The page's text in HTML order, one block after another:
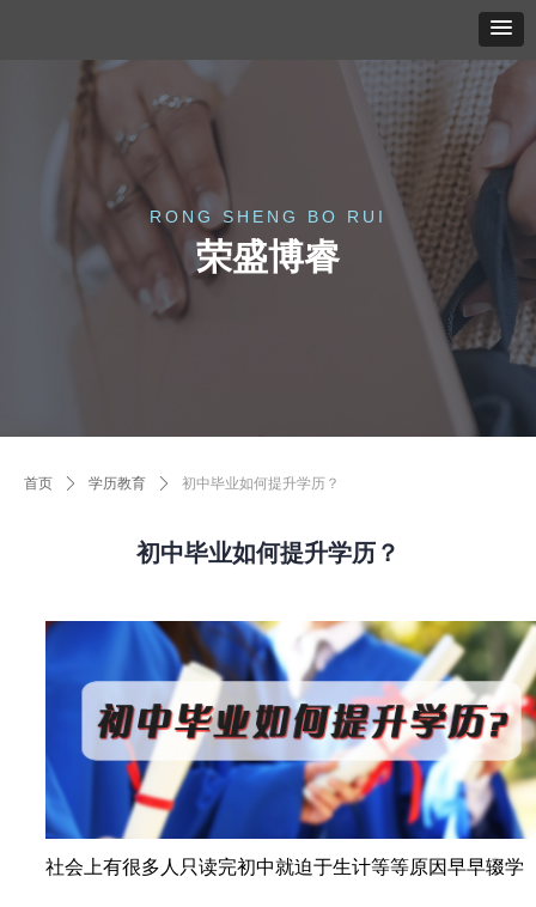
荣盛博睿
RONG SHENG BO RUI
初中毕业如何提升学历？
社会上有很多人只读完初中就迫于生计等等原因早早辍学
首页 ꄲ 学历教育 ꄲ 初中毕业如何提升学历？